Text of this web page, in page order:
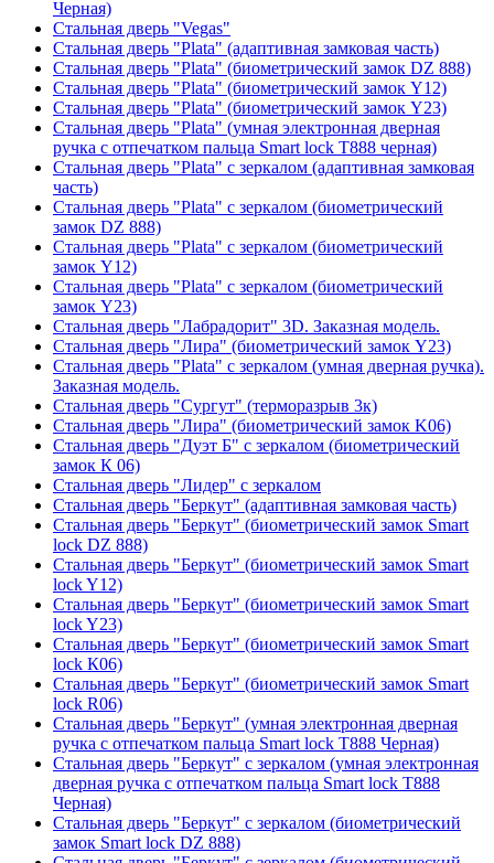
Черная)
Стальная дверь "Vegas"
Стальная дверь "Plata" (адаптивная замковая часть)
Стальная дверь "Plata" (биометрический замок DZ 888)
Стальная дверь "Plata" (биометрический замок Y12)
Стальная дверь "Plata" (биометрический замок Y23)
Стальная дверь "Plata" (умная электронная дверная
ручка с отпечатком пальца Smart lock T888 черная)
Стальная дверь "Plata" с зеркалом (адаптивная замковая
часть)
Стальная дверь "Plata" с зеркалом (биометрический
замок DZ 888)
Стальная дверь "Plata" с зеркалом (биометрический
замок Y12)
Стальная дверь "Plata" с зеркалом (биометрический
замок Y23)
Стальная дверь "Лабрадорит" 3D. Заказная модель.
Стальная дверь "Лира" (биометрический замок Y23)
Стальная дверь "Plata" с зеркалом (умная дверная ручка).
Заказная модель.
Стальная дверь "Сургут" (терморазрыв 3к)
Стальная дверь "Лира" (биометрический замок K06)
Стальная дверь "Дуэт Б" с зеркалом (биометрический
замок К 06)
Стальная дверь "Лидер" с зеркалом
Стальная дверь "Беркут" (адаптивная замковая часть)
Стальная дверь "Беркут" (биометрический замок Smart
lock DZ 888)
Стальная дверь "Беркут" (биометрический замок Smart
lock Y12)
Стальная дверь "Беркут" (биометрический замок Smart
lock Y23)
Стальная дверь "Беркут" (биометрический замок Smart
lock К06)
Стальная дверь "Беркут" (биометрический замок Smart
lock R06)
Стальная дверь "Беркут" (умная электронная дверная
ручка с отпечатком пальца Smart lock T888 Черная)
Стальная дверь "Беркут" с зеркалом (умная электронная
дверная ручка с отпечатком пальца Smart lock T888
Черная)
Стальная дверь "Беркут" с зеркалом (биометрический
замок Smart lock DZ 888)